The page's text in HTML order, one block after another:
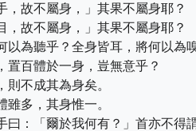
，故不屬身，」其果不屬身耶？
，故不屬身，」其果不屬身耶？
以為聽乎？全身皆耳，將何以為
置百體於一身，豈無意乎？
則不成其為身矣。
雖多，其身惟一。
曰：「爾於我何有？」首亦不得